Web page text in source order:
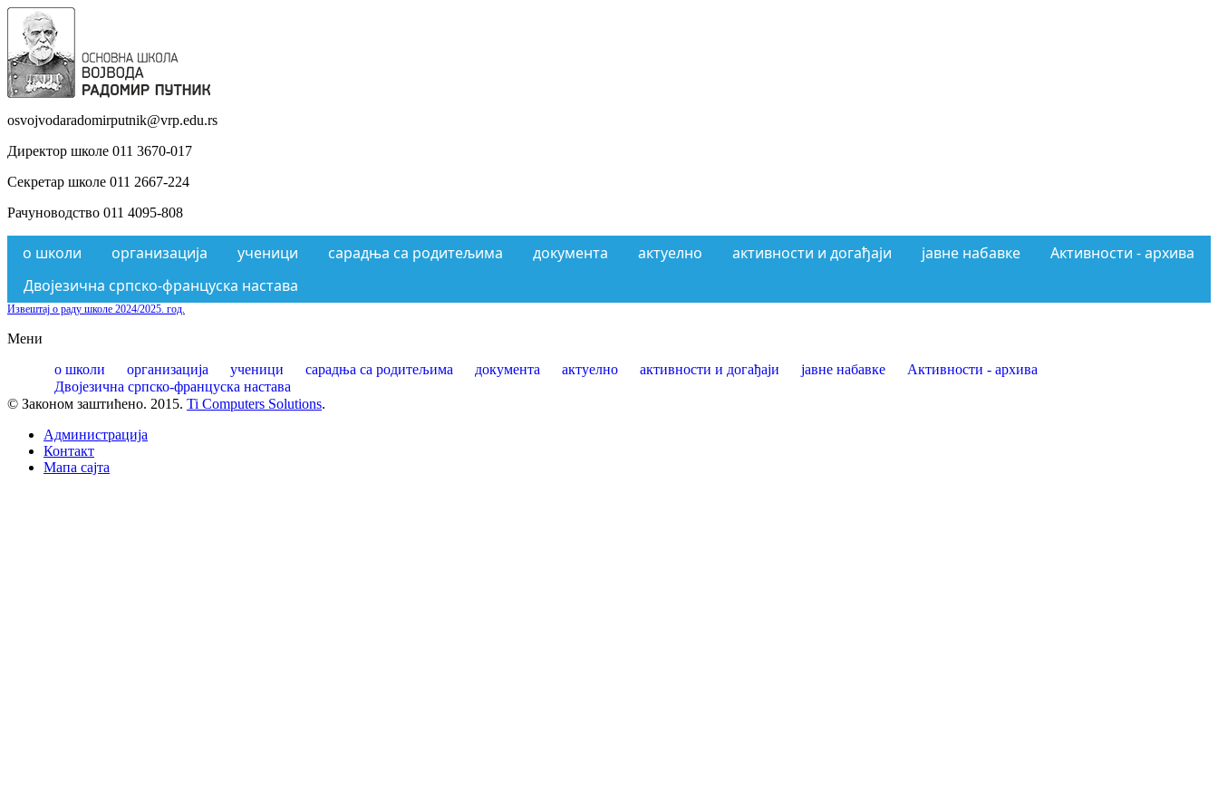
osvojvodaradomirputnik@vrp.edu.rs
Директор школе 011 3670-017
Секретар школе 011 2667-224
Рачуноводство 011 4095-808
о школи организација ученици сарадња са родитељима документа актуелно активности и догађаји јавне набавке
Активности - архива
Двојезична српско-француска настава
Извештај о раду школе 2024/2025. год.
Мени
о школи
организација ученици сарадња са родитељима документа актуелно активности и догађаји јавне набавке
Активности - архива
Двојезична српско-француска настава
© Законом заштићено. 2015. Ti Computers Solutions.
Администрација
Контакт
Mапа сајта